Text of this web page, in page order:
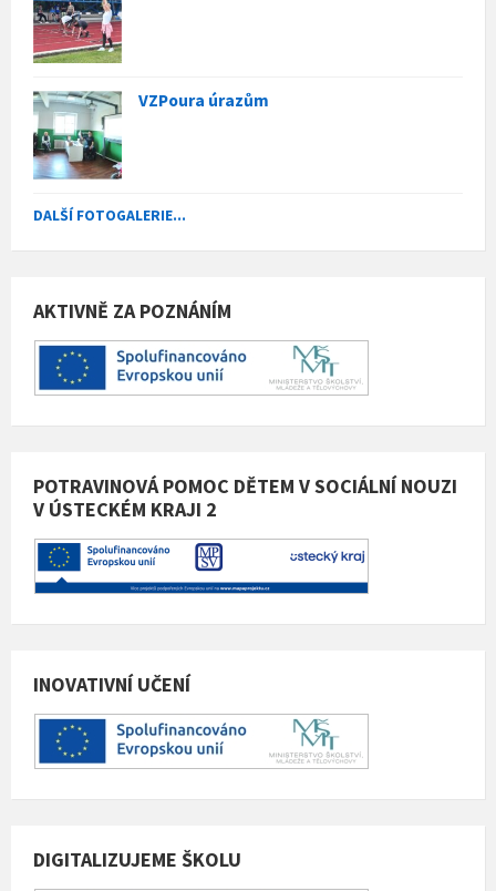
VZPoura úrazům
DALŠÍ FOTOGALERIE...
AKTIVNĚ ZA POZNÁNÍM
POTRAVINOVÁ POMOC DĚTEM V SOCIÁLNÍ NOUZI
V ÚSTECKÉM KRAJI 2
INOVATIVNÍ UČENÍ
DIGITALIZUJEME ŠKOLU